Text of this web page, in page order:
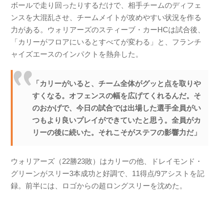
ボールで走り回ったりするだけで、相手チームのディフェ
ンスを大混乱させ、チームメイトが攻めやすい状況を作る
力がある。ウォリアーズのスティーブ・カーHCは試合後、
「カリーがフロアにいるとすべてが変わる」と、フランチ
ャイズエースのインパクトを熱弁した。
「カリーがいると、チーム全体がグッと点を取りや
すくなる。オフェンスの幅を広げてくれるんだ。そ
のおかげで、今日の試合では出場した選手全員がい
つもより良いプレイができていたと思う。全員がカ
リーの後に続いた。それこそがステフの影響力だ」
ウォリアーズ（22勝23敗）はカリーの他、ドレイモンド・
グリーンがスリー3本成功と好調で、11得点/9アシストを記
録。前半には、ロゴからの超ロングスリーを沈めた。